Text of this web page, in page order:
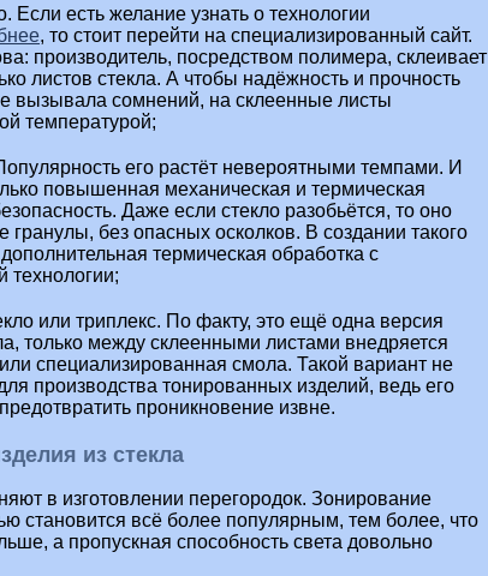
Если есть желание узнать о технологии
, то стоит перейти на специализированный сайт.
производитель, посредством полимера, склеивает
листов стекла. А чтобы надёжность и прочность
вызывала сомнений, на склеенные листы
температурой;
его растёт невероятными темпами. И
повышенная механическая и термическая
Даже если стекло разобьётся, то оно
гранулы, без опасных осколков. В создании такого
дополнительная термическая обработка с
технологии;
или триплекс. По факту, это ещё одна версия
только между склеенными листами внедряется
специализированная смола. Такой вариант не
производства тонированных изделий, ведь его
проникновение извне.
из стекла
в изготовлении перегородок. Зонирование
становится всё более популярным, тем более, что
а пропускная способность света довольно